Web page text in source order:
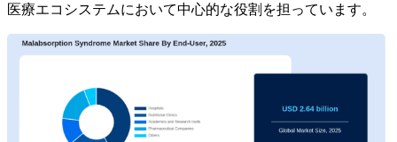
医療エコシステムにおいて中心的な役割を担っています。